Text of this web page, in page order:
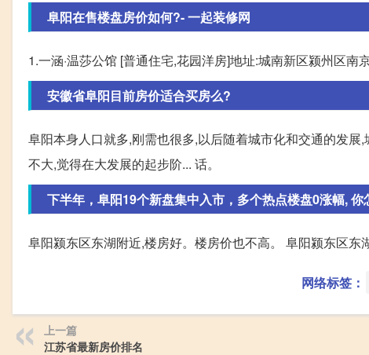
阜阳在售楼盘房价如何?- 一起装修网
1.一涵·温莎公馆 [普通住宅,花园洋房]地址:城南新区颍州区南
安徽省阜阳目前房价适合买房么?
阜阳本身人口就多,刚需也很多,以后随着城市化和交通的发
不大,觉得在大发展的起步阶... 话。
下半年，阜阳19个新盘集中入市，多个热点楼盘0涨幅, 你
阜阳颍东区东湖附近,楼房好。楼房价也不高。 阜阳颍东区东
网络标签：
上一篇
江苏省最新房价排名